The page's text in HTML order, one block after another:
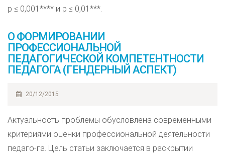
p ≤ 0,001**** и p ≤ 0,01***.
О ФОРМИРОВАНИИ
ПРОФЕССИОНАЛЬНОЙ
ПЕДАГОГИЧЕСКОЙ КОМПЕТЕНТНОСТИ
ПЕДАГОГА (ГЕНДЕРНЫЙ АСПЕКТ)
20/12/2015
Актуальность проблемы обусловлена современными
критериями оценки профессиональной деятельности
педаго-га. Цель статьи заключается в раскрытии